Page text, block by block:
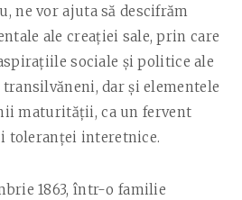
ne vor ajuta să descifrăm
ale creaţiei sale, prin care
sociale şi politice ale
dar şi elementele
maturităţii, ca un fervent
interetnice.
1863, într-o familie